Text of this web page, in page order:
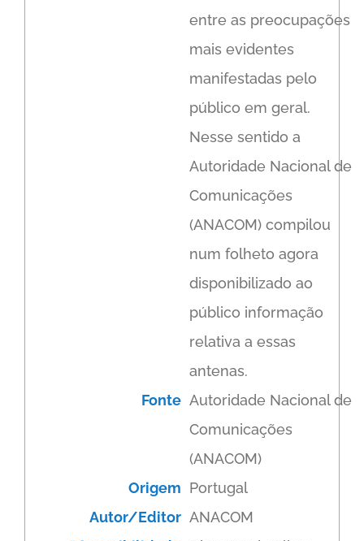
entre as preocupações
mais evidentes
manifestadas pelo
público em geral.
Nesse sentido a
Autoridade Nacional de
Comunicações
(ANACOM) compilou
num folheto agora
disponibilizado ao
público informação
relativa a essas
antenas.
Fonte Autoridade Nacional de
Comunicações
(ANACOM)
Origem Portugal
Autor/Editor ANACOM